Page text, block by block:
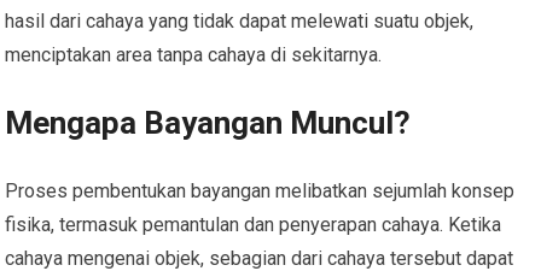
hasil dari cahaya yang tidak dapat melewati suatu objek,
menciptakan area tanpa cahaya di sekitarnya.
Mengapa Bayangan Muncul?
Proses pembentukan bayangan melibatkan sejumlah konsep
fisika, termasuk pemantulan dan penyerapan cahaya. Ketika
cahaya mengenai objek, sebagian dari cahaya tersebut dapat